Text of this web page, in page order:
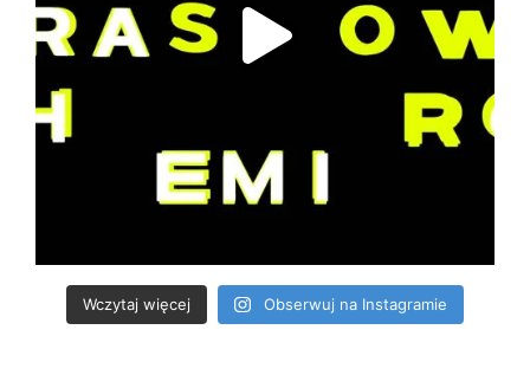
Wczytaj więcej Obserwuj na Instagramie